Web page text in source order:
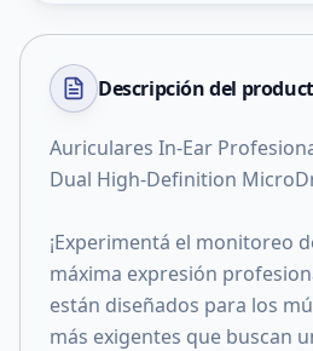
Descripción del
Auriculares In-Ear
Dual High-Definition
¡Experimentá el monitoreo
máxima expresión
están diseñados para los
más exigentes que buscan